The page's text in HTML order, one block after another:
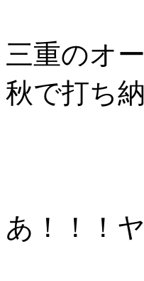
三重のオ
秋で打ち
あ！！！